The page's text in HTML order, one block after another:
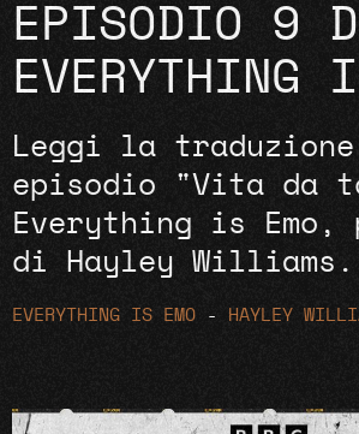
EPISODIO 9
EVERYTHING
Leggi la
episodio "Vita da
Everything is Emo,
di Hayley Williams.
EVERYTHING IS EMO - HAYLEY